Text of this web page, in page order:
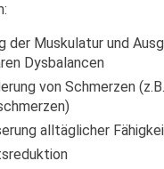
der Muskulatur und
Dysbalancen
von Schmerzen (z.B.
alltäglicher